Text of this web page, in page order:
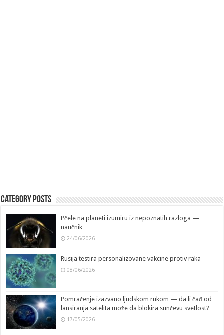
Category Posts
Pčele na planeti izumiru iz nepoznatih razloga —
naučnik
24/06/2026
Rusija testira personalizovane vakcine protiv raka
08/06/2026
Pomračenje izazvano ljudskom rukom — da li čađ od
lansiranja satelita može da blokira sunčevu svetlost?
17/05/2026